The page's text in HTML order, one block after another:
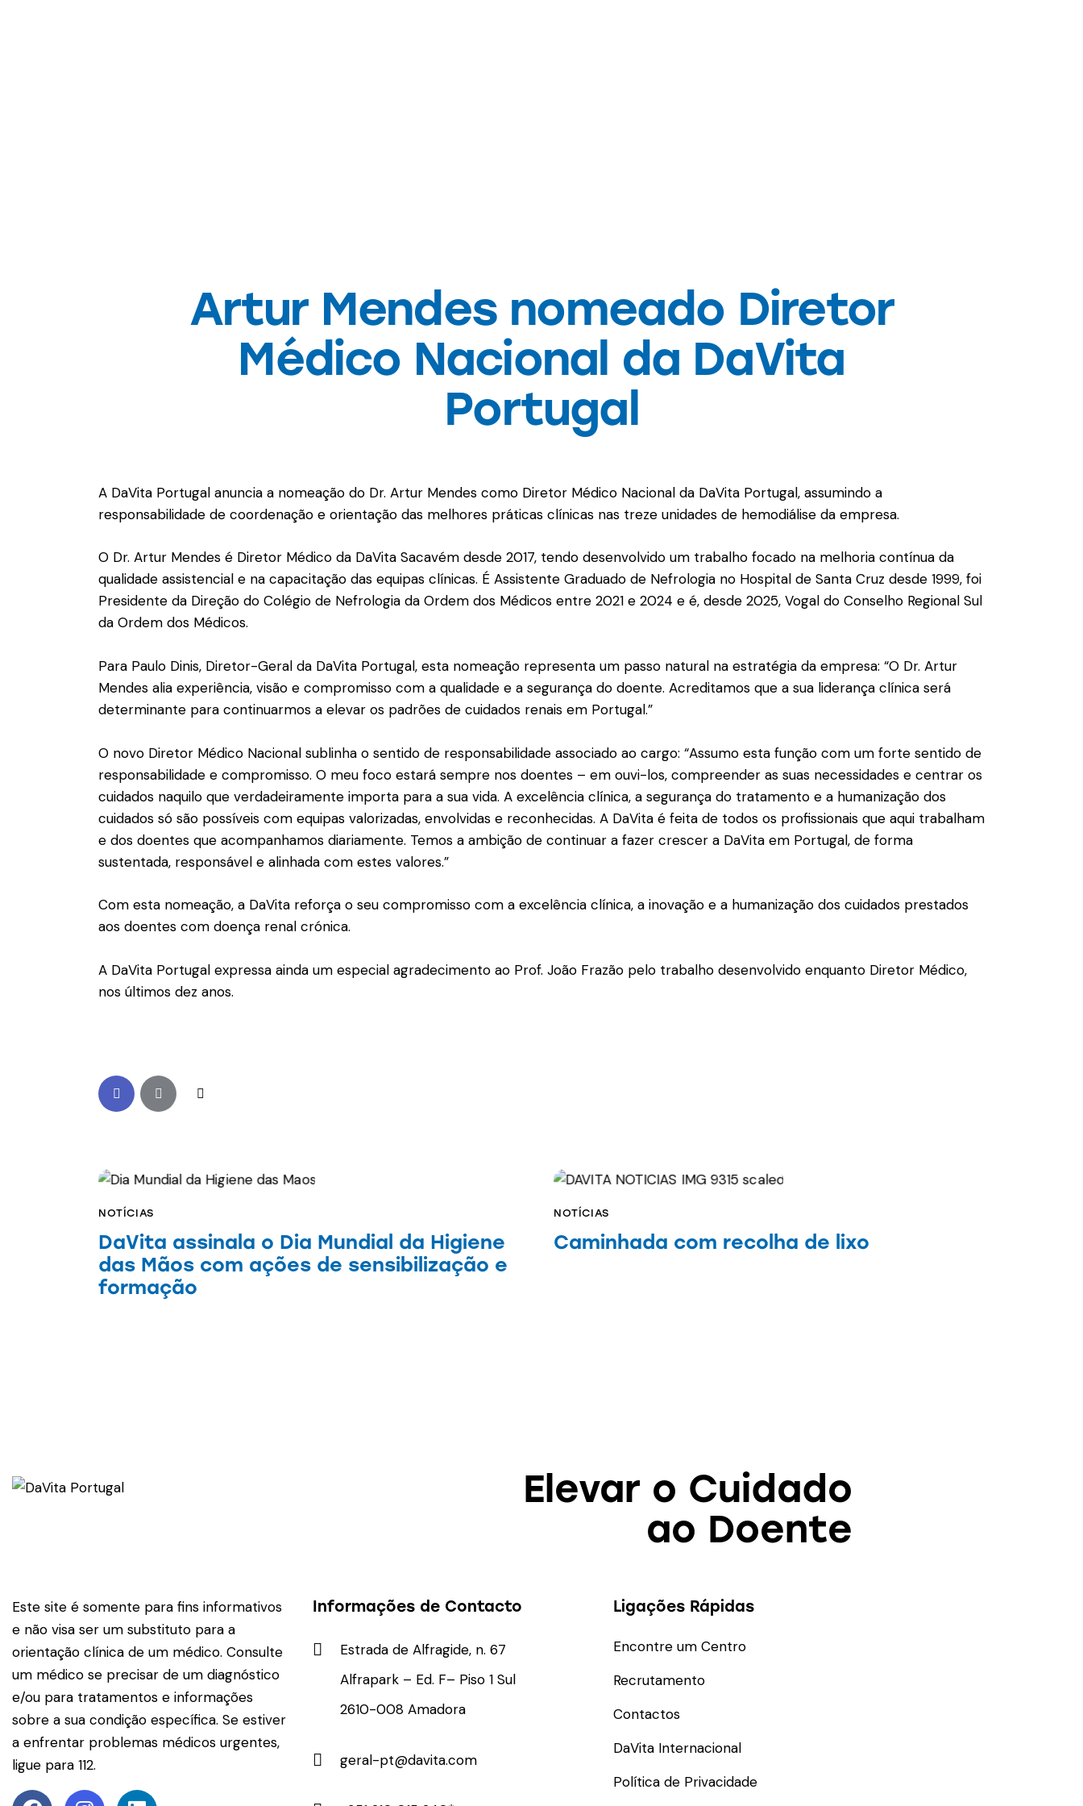
Artur Mendes nomeado Diretor
Médico Nacional da DaVita
Portugal
A DaVita Portugal anuncia a nomeação do Dr. Artur Mendes como Diretor Médico Nacional da DaVita Portugal, assumindo a
responsabilidade de coordenação e orientação das melhores práticas clínicas nas treze unidades de hemodiálise da empresa.
O Dr. Artur Mendes é Diretor Médico da DaVita Sacavém desde 2017, tendo desenvolvido um trabalho focado na melhoria contínua da
qualidade assistencial e na capacitação das equipas clínicas. É Assistente Graduado de Nefrologia no Hospital de Santa Cruz desde 1999, foi
Presidente da Direção do Colégio de Nefrologia da Ordem dos Médicos entre 2021 e 2024 e é, desde 2025, Vogal do Conselho Regional Sul
da Ordem dos Médicos.
Para Paulo Dinis, Diretor-Geral da DaVita Portugal, esta nomeação representa um passo natural na estratégia da empresa: “O Dr. Artur
Mendes alia experiência, visão e compromisso com a qualidade e a segurança do doente. Acreditamos que a sua liderança clínica será
determinante para continuarmos a elevar os padrões de cuidados renais em Portugal.”
O novo Diretor Médico Nacional sublinha o sentido de responsabilidade associado ao cargo: “Assumo esta função com um forte sentido de
responsabilidade e compromisso. O meu foco estará sempre nos doentes – em ouvi-los, compreender as suas necessidades e centrar os
cuidados naquilo que verdadeiramente importa para a sua vida. A excelência clínica, a segurança do tratamento e a humanização dos
cuidados só são possíveis com equipas valorizadas, envolvidas e reconhecidas. A DaVita é feita de todos os profissionais que aqui trabalham
e dos doentes que acompanhamos diariamente. Temos a ambição de continuar a fazer crescer a DaVita em Portugal, de forma
sustentada, responsável e alinhada com estes valores.”
Com esta nomeação, a DaVita reforça o seu compromisso com a excelência clínica, a inovação e a humanização dos cuidados prestados
aos doentes com doença renal crónica.
A DaVita Portugal expressa ainda um especial agradecimento ao Prof. João Frazão pelo trabalho desenvolvido enquanto Diretor Médico,
nos últimos dez anos.
NOTÍCIAS
DaVita assinala o Dia Mundial da Higiene
das Mãos com ações de sensibilização e
formação
NOTÍCIAS
Caminhada com recolha de lixo
Elevar o Cuidado
ao Doente
Este site é somente para fins informativos
e não visa ser um substituto para a
orientação clínica de um médico. Consulte
um médico se precisar de um diagnóstico
e/ou para tratamentos e informações
sobre a sua condição específica. Se estiver
a enfrentar problemas médicos urgentes,
ligue para 112.
Informações de Contacto
Estrada de Alfragide, n. 67
Alfrapark – Ed. F– Piso 1 Sul
2610-008 Amadora
geral-pt@davita.com
Ligações Rápidas
Encontre um Centro
Recrutamento
Contactos
DaVita Internacional
Política de Privacidade